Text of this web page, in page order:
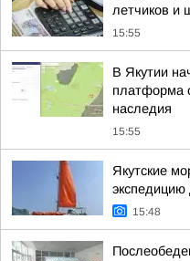
летчиков и
15:55
В Якутии
платформа
наследия
15:55
Якутские
экспедицию
15:48